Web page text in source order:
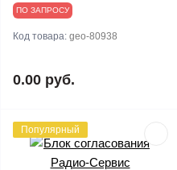
ПО ЗАПРОСУ
Код товара: geo-80938
0.00 руб.
Популярный